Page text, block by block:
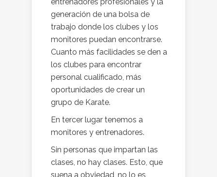
generación de una bolsa de
trabajo donde los clubes y los
monitores puedan encontrarse.
Cuanto más facilidades se den a
los clubes para encontrar
personal cualificado, más
oportunidades de crear un
grupo de Karate.
En tercer lugar tenemos a
monitores y entrenadores.
Sin personas que impartan las
clases, no hay clases. Esto, que
suena a obviedad, no lo es